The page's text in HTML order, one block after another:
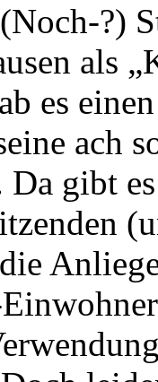
?)
als
es
ach
gibt